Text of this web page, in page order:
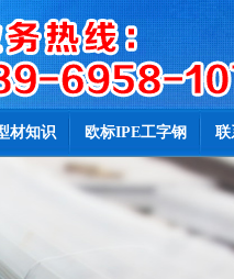
材知识 欧标IPE工字钢 联